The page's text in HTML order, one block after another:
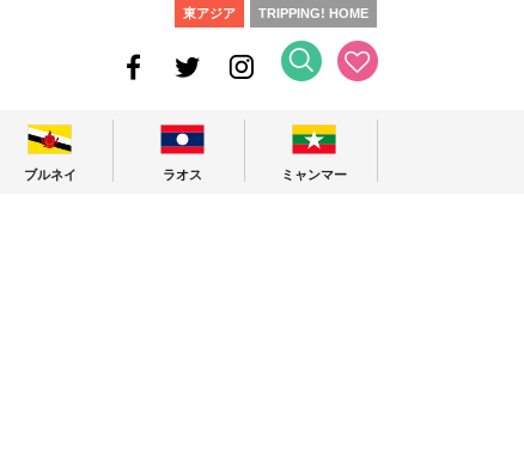
東アジア TRIPPING! HOME
ブルネイ ラオス ミャンマー